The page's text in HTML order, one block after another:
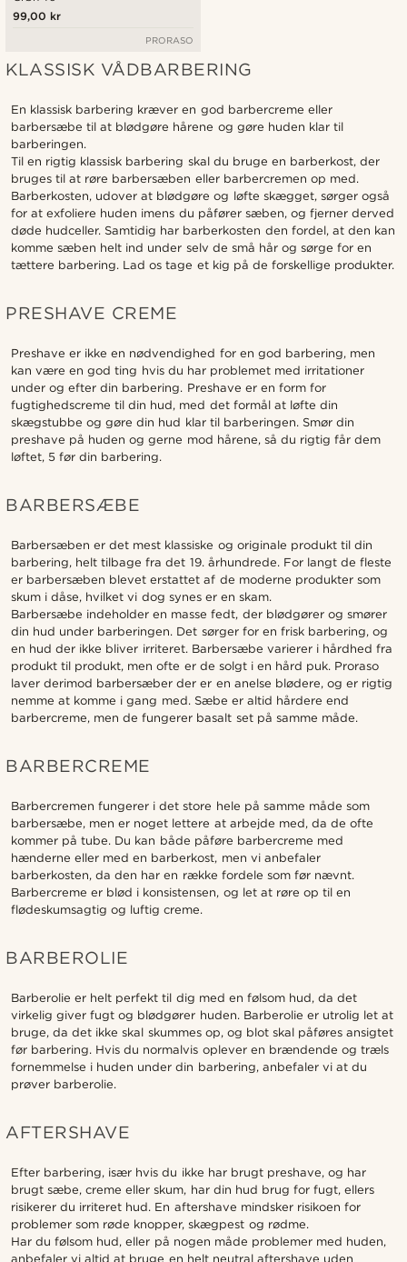
99,00 kr
PRORASO
KLASSISK VÅDBARBERING
En klassisk barbering kræver en god barbercreme eller
barbersæbe til at blødgøre hårene og gøre huden klar til
barberingen.
Til en rigtig klassisk barbering skal du bruge en barberkost, der
bruges til at røre barbersæben eller barbercremen op med.
Barberkosten, udover at blødgøre og løfte skægget, sørger også
for at exfoliere huden imens du påfører sæben, og fjerner derved
døde hudceller. Samtidig har barberkosten den fordel, at den kan
komme sæben helt ind under selv de små hår og sørge for en
tættere barbering. Lad os tage et kig på de forskellige produkter.
PRESHAVE CREME
Preshave er ikke en nødvendighed for en god barbering, men
kan være en god ting hvis du har problemet med irritationer
under og efter din barbering. Preshave er en form for
fugtighedscreme til din hud, med det formål at løfte din
skægstubbe og gøre din hud klar til barberingen. Smør din
preshave på huden og gerne mod hårene, så du rigtig får dem
løftet, 5 før din barbering.
BARBERSÆBE
Barbersæben er det mest klassiske og originale produkt til din
barbering, helt tilbage fra det 19. århundrede. For langt de fleste
er barbersæben blevet erstattet af de moderne produkter som
skum i dåse, hvilket vi dog synes er en skam.
Barbersæbe indeholder en masse fedt, der blødgører og smører
din hud under barberingen. Det sørger for en frisk barbering, og
en hud der ikke bliver irriteret. Barbersæbe varierer i hårdhed fra
produkt til produkt, men ofte er de solgt i en hård puk. Proraso
laver derimod barbersæber der er en anelse blødere, og er rigtig
nemme at komme i gang med. Sæbe er altid hårdere end
barbercreme, men de fungerer basalt set på samme måde.
BARBERCREME
Barbercremen fungerer i det store hele på samme måde som
barbersæbe, men er noget lettere at arbejde med, da de ofte
kommer på tube. Du kan både påføre barbercreme med
hænderne eller med en barberkost, men vi anbefaler
barberkosten, da den har en række fordele som før nævnt.
Barbercreme er blød i konsistensen, og let at røre op til en
flødeskumsagtig og luftig creme.
BARBEROLIE
Barberolie er helt perfekt til dig med en følsom hud, da det
virkelig giver fugt og blødgører huden. Barberolie er utrolig let at
bruge, da det ikke skal skummes op, og blot skal påføres ansigtet
før barbering. Hvis du normalvis oplever en brændende og træls
fornemmelse i huden under din barbering, anbefaler vi at du
prøver barberolie.
AFTERSHAVE
Efter barbering, især hvis du ikke har brugt preshave, og har
brugt sæbe, creme eller skum, har din hud brug for fugt, ellers
risikerer du irriteret hud. En aftershave mindsker risikoen for
problemer som røde knopper, skægpest og rødme.
Har du følsom hud, eller på nogen måde problemer med huden,
anbefaler vi altid at bruge en helt neutral aftershave uden